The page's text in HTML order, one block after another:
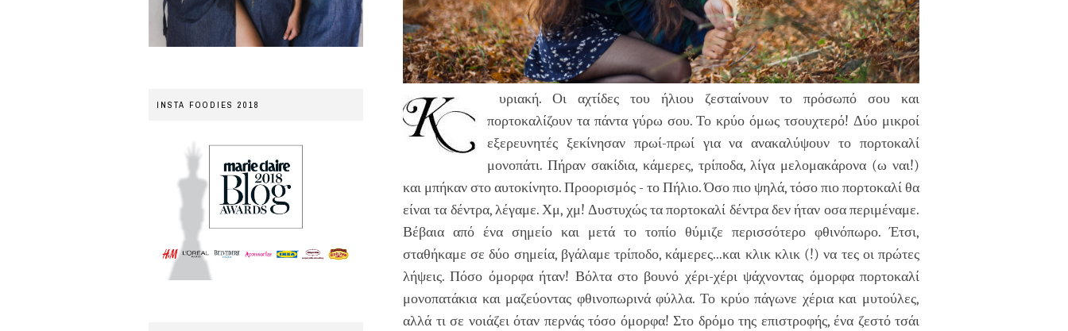
υριακή. Οι αχτίδες του ήλιου ζεσταίνουν το πρόσωπό σου και
πορτοκαλίζουν τα πάντα γύρω σου. Το κρύο όμως τσουχτερό! Δύο μικροί
εξερευνητές ξεκίνησαν πρωί-πρωί για να ανακαλύψουν το πορτοκαλί
μονοπάτι. Πήραν σακίδια, κάμερες, τρίποδα, λίγα μελομακάρονα (ω ναι!)
και μπήκαν στο αυτοκίνητο. Προορισμός - το Πήλιο. Όσο πιο ψηλά, τόσο πιο πορτοκαλί θα
είναι τα δέντρα, λέγαμε. Χμ, χμ! Δυστυχώς τα πορτοκαλί δέντρα δεν ήταν οσα περιμέναμε.
Βέβαια από ένα σημείο και μετά το τοπίο θύμιζε περισσότερο φθινόπωρο. Έτσι,
σταθήκαμε σε δύο σημεία, βγάλαμε τρίποδο, κάμερες...και κλικ κλικ (!) να τες οι πρώτες
λήψεις. Πόσο όμορφα ήταν! Βόλτα στο βουνό χέρι-χέρι ψάχνοντας όμορφα πορτοκαλί
μονοπατάκια και μαζεύοντας φθινοπωρινά φύλλα. Το κρύο πάγωνε χέρια και μυτούλες,
αλλά τι σε νοιάζει όταν περνάς τόσο όμορφα! Στο δρόμο της επιστροφής, ένα ζεστό τσάι
INSTA FOODIES 2018